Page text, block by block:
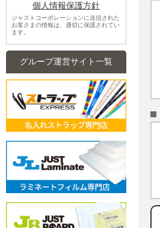
個人情報保護方針
ジャストコーポレーションに送信された
お客さまの情報は、適切に保護されてい
ます。
グループ運営サイト一覧